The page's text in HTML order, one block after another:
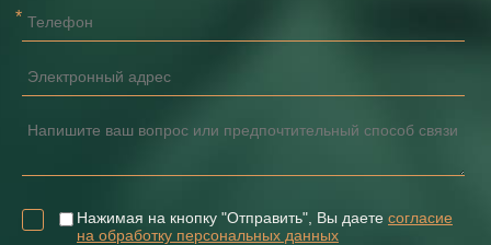
Нажимая на кнопку "Отправить", Вы даете согласие
на обработку персональных данных